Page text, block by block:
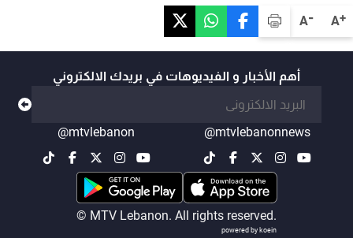
A+
A-
أهم الأخبار و الفيديوهات في بريدك الالكتروني
@mtvlebanonnews
@mtvlebanon
© MTV Lebanon. All rights reserved.
powered by koein